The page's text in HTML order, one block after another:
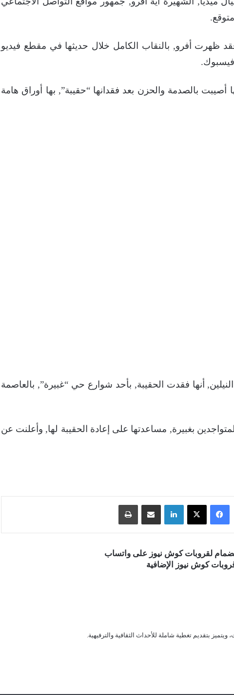
ظهرت أفرو, بالنقاب الكامل خلال حديثها في مقطع فيديو
بالصدمة والحزن بعد فقدانها “حقيبة”, بها أوراق هامة
أنها فقدت الحقيبة, بأحد شوارع حي “غبيرة”, بالعاصمة
بغبيرة, مساعدتها على إعادة الحقيبة لها, وأعلنت عن
فيسبوك ‫X لينكدإن مشاركة عبر البريد
لقروبات كوش نيوز على واتساب
كوش نيوز الإضافية
ويتميز بتقديم تغطية شاملة للأحداث الثقافية والترفيهية.